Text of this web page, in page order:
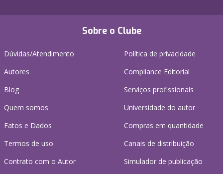
Sobre o Clube
Dúvidas/Atendimento
Autores
Blog
Quem somos
Fatos e Dados
Termos de uso
Contrato com o Autor
Política de privacidade
Compliance Editorial
Serviços profissionais
Universidade do autor
Compras em quantidade
Canais de distribuição
Simulador de publicação